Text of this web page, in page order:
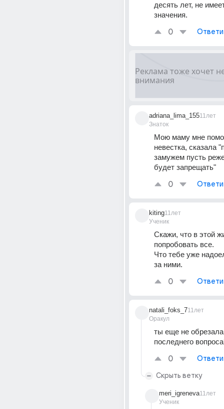
десять лет, не
значения.
0
adriana_lima_155
Знаток
11лет
Мою маму мне
невестка, сказала
замужем пусть
будет запрещать"
0
kiting
Ученик
11лет
Скажи, что в этой
попробовать все.
Что тебе уже
за ними.
0
natali_foks_7
Оракул
11лет
ты еще не
последнего
0
Скрыть ветку
meri_igreneva
Ученик
11лет